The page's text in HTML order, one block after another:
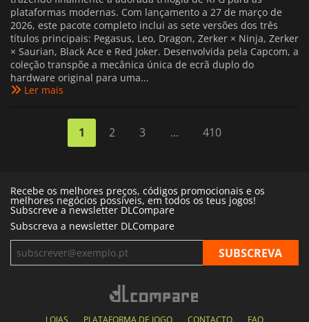
plataformas modernas. Com lançamento a 27 de março de
2026, este pacote completo inclui as sete versões dos três
títulos principais: Pegasus, Leo, Dragon, Zerker × Ninja, Zerker
× Saurian, Black Ace e Red Joker. Desenvolvida pela Capcom, a
coleção transpõe a mecânica única de ecrã duplo do
hardware original para uma...
Ler mais
1 2 3 ... 410
Recebe os melhores preços, códigos promocionais e os
melhores negócios possíveis, em todos os teus jogos!
Subscreve a newsletter DLCompare
Subscreva a newsletter DLCompare